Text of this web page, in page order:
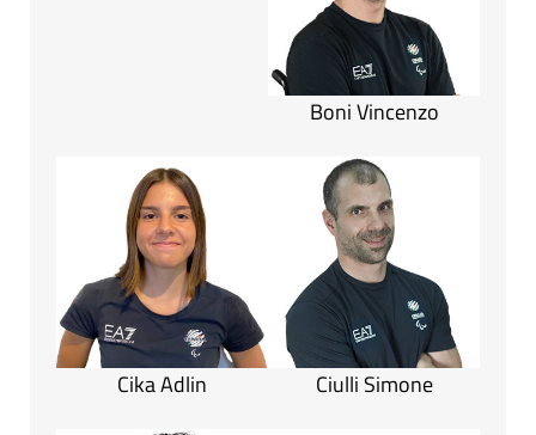
Boni Vincenzo
Cika Adlin Ciulli Simone